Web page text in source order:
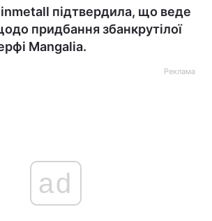
підтвердила, що веде
придбання збанкрутілої
Mangalia.
Реклама
ad